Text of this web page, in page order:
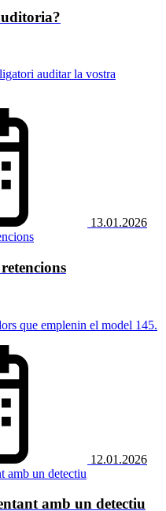
auditar la vostra
13.01.2026
que emplenin el model 145.
12.01.2026
amb un detectiu